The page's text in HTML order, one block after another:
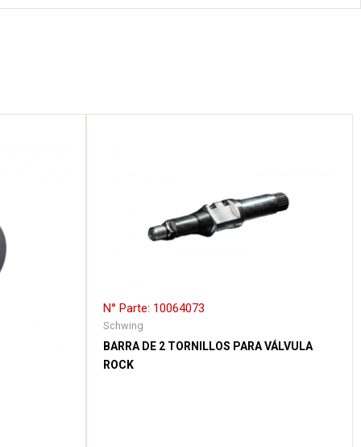
N° Parte: 10064073
Schwing
BARRA DE 2 TORNILLOS PARA VÁLVULA
ROCK